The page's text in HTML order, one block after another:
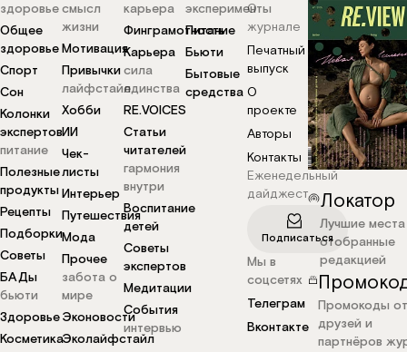
здоровье
Общее
здоровье
Спорт
Сон
Колонки
экспертов
питание
Полезные
продукты
Рецепты
Подборки
Советы
БАДы
бьюти
Здоровье
Косметика
смысл
жизни
Мотивация
Привычки
лайфстайл
Хобби
ИИ
Чек-
листы
Интерьер
Путешествия
Мода
Прочее
забота о
мире
Эконовости
Эколайфстайл
карьера
Финграмотность
Карьера
сила
единства
RE.VOICES
Статьи
читателей
гармония
внутри
Воспитание
детей
Советы
экспертов
Медитации
События
интервью
эксперименты
Питание
Бьюти
Бытовые
средства
О
журнале
Печатный
выпуск
О
проекте
Авторы
Контакты
Еженедельный
дайджест
Подписаться
Мы в
соцсетях
Телеграм
Вконтакте
Локатор
Лучшие места
отобранные
редакцией
Промокоды
друзей и
партнёров